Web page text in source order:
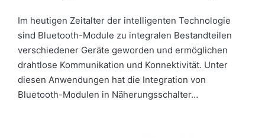
Im heutigen Zeitalter der intelligenten Technologie
sind Bluetooth-Module zu integralen Bestandteilen
verschiedener Geräte geworden und ermöglichen
drahtlose Kommunikation und Konnektivität. Unter
diesen Anwendungen hat die Integration von
Bluetooth-Modulen in Näherungsschalter…